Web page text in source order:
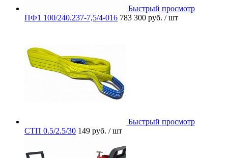
Быстрый просмотр
ПФ1 100/240.237-7,5/4-016 783 300 руб. / шт
Быстрый просмотр
СТП 0.5/2.5/30 149 руб. / шт